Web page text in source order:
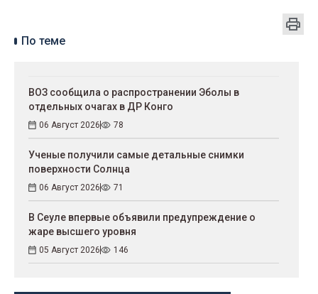
По теме
ВОЗ сообщила о распространении Эболы в
отдельных очагах в ДР Конго
06 Август 2026 78
Ученые получили самые детальные снимки
поверхности Солнца
06 Август 2026 71
В Сеуле впервые объявили предупреждение о
жаре высшего уровня
05 Август 2026 146